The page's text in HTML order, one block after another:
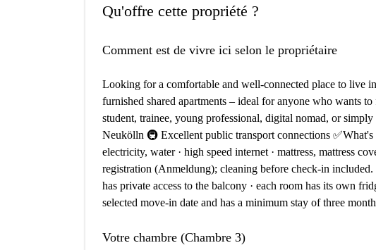
Qu'offre cette propriété ?
Comment est de vivre ici selon le propriétaire
Looking for a comfortable and well-connected place to live
furnished shared apartments – ideal for anyone who wants
student, trainee, young professional, digital nomad, or
Neukölln 🚇 Excellent public transport connections ✅What's
electricity, water · high speed internet · mattress, mattress
registration (Anmeldung); cleaning before check-in
has private access to the balcony · each room has its own
selected move-in date and has a minimum stay of three
Votre chambre (Chambre 3)